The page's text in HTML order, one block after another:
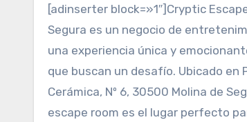
[adinserter block=»1″]Cryptic
Segura es un negocio de
una experiencia única y
que buscan un desafío. Ubicado en
Cerámica, Nº 6, 30500 Molina de
escape room es el lugar perfecto